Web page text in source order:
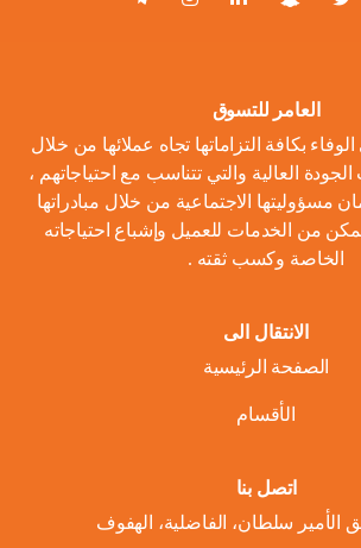
العامر للتسوق
بكافة التزاماتها تجاه عملائها من خلال
العالية والتي تتناسب مع احتياجاتهم ،
مسؤوليتها الاجتماعية من خلال مبادراتها
من الخدمات للعميل وإشباع احتياجاته
الخاصة وكسب ثقته .
الانتقال الى
الصفحة الرئيسية
الأقسام
اتصل بنا
الأمير سلطان، الفاضلية، الهفوف